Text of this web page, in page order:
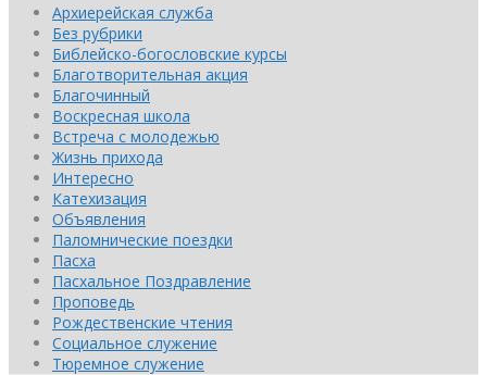
Архиерейская служба
Без рубрики
Библейско-богословские курсы
Благотворительная акция
Благочинный
Воскресная школа
Встреча с молодежью
Жизнь прихода
Интересно
Катехизация
Объявления
Паломнические поездки
Пасха
Пасхальное Поздравление
Проповедь
Рождественские чтения
Социальное служение
Тюремное служение